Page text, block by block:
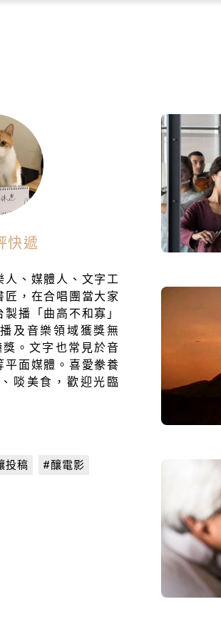
快遞
、媒體人、文字工
，在合唱團當大家
播「曲高不和寡」
及音樂領域獲獎無
。文字也常見於音
平面媒體。喜愛豢養
啖美食，歡迎光臨
投稿
#釀電影